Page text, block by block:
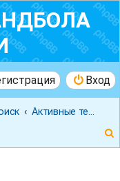
Вход